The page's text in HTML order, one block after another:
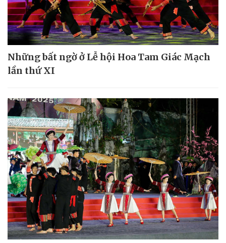
Những bất ngờ ở Lễ hội Hoa Tam Giác Mạch
lần thứ XI